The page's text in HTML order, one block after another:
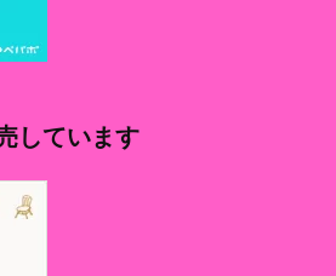
しています